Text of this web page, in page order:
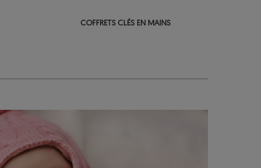
COFFRETS CLÉS EN MAINS